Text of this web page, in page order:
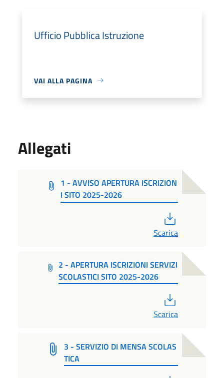
Ufficio Pubblica Istruzione
VAI ALLA PAGINA
Allegati
1 - AVVISO APERTURA ISCRIZION
I SITO 2025-2026
Scarica
2 - APERTURA ISCRIZIONI SERVIZI
SCOLASTICI SITO 2025-2026
Scarica
3 - SERVIZIO DI MENSA SCOLAS
TICA